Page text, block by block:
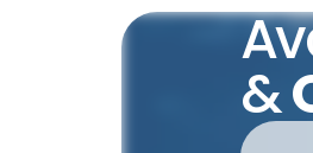
&